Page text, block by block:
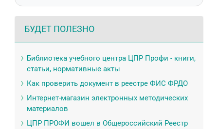
БУДЕТ ПОЛЕЗНО
Библиотека учебного центра ЦПР Профи - книги,
статьи, нормативные акты
Как проверить документ в реестре ФИС ФРДО
Интернет-магазин электронных методических
материалов
ЦПР ПРОФИ вошел в Общероссийский Реестр